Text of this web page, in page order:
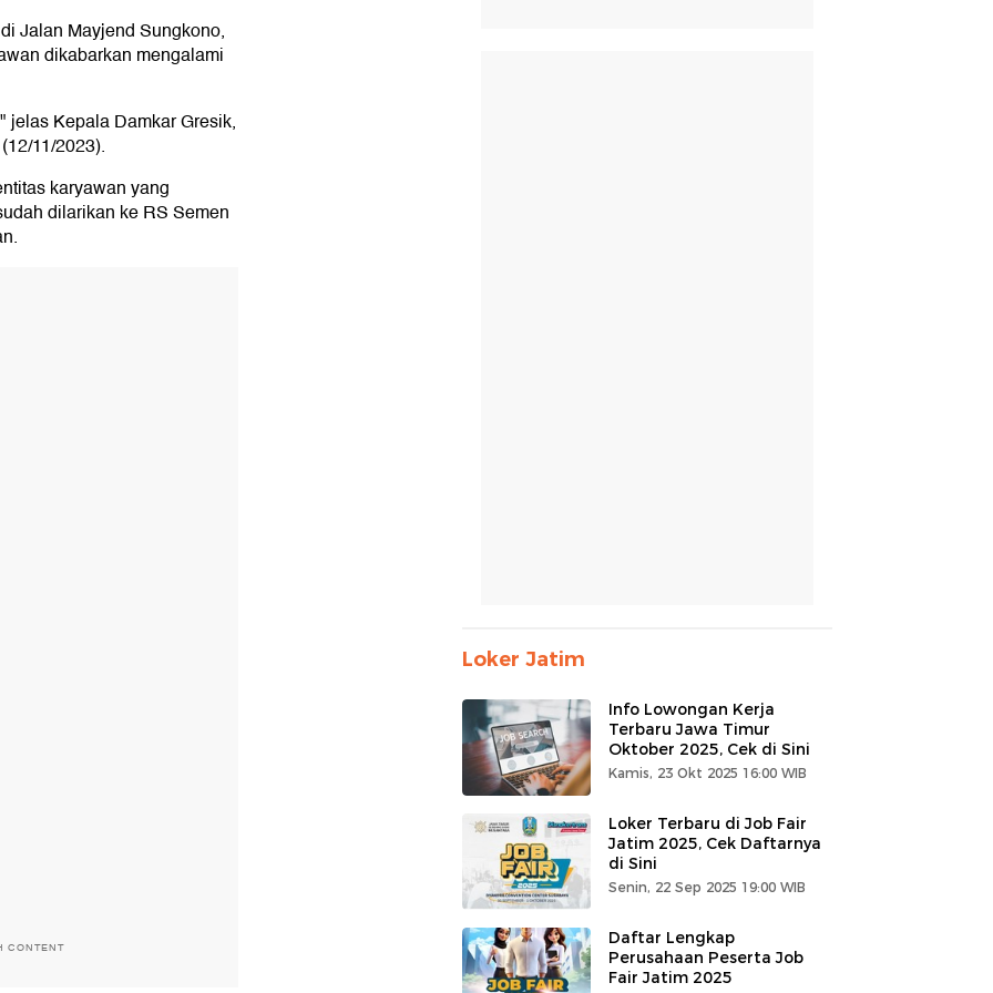
Jalan Mayjend Sungkono,
dikabarkan mengalami
jelas Kepala Damkar Gresik,
11/2023).
karyawan yang
dilarikan ke RS Semen
CONTENT
Loker Jatim
Info Lowongan Kerja
Terbaru Jawa Timur
Oktober 2025, Cek di Sini
Kamis, 23 Okt 2025 16:00 WIB
Loker Terbaru di Job Fair
Jatim 2025, Cek Daftarnya
di Sini
Senin, 22 Sep 2025 19:00 WIB
Daftar Lengkap
Perusahaan Peserta Job
Fair Jatim 2025